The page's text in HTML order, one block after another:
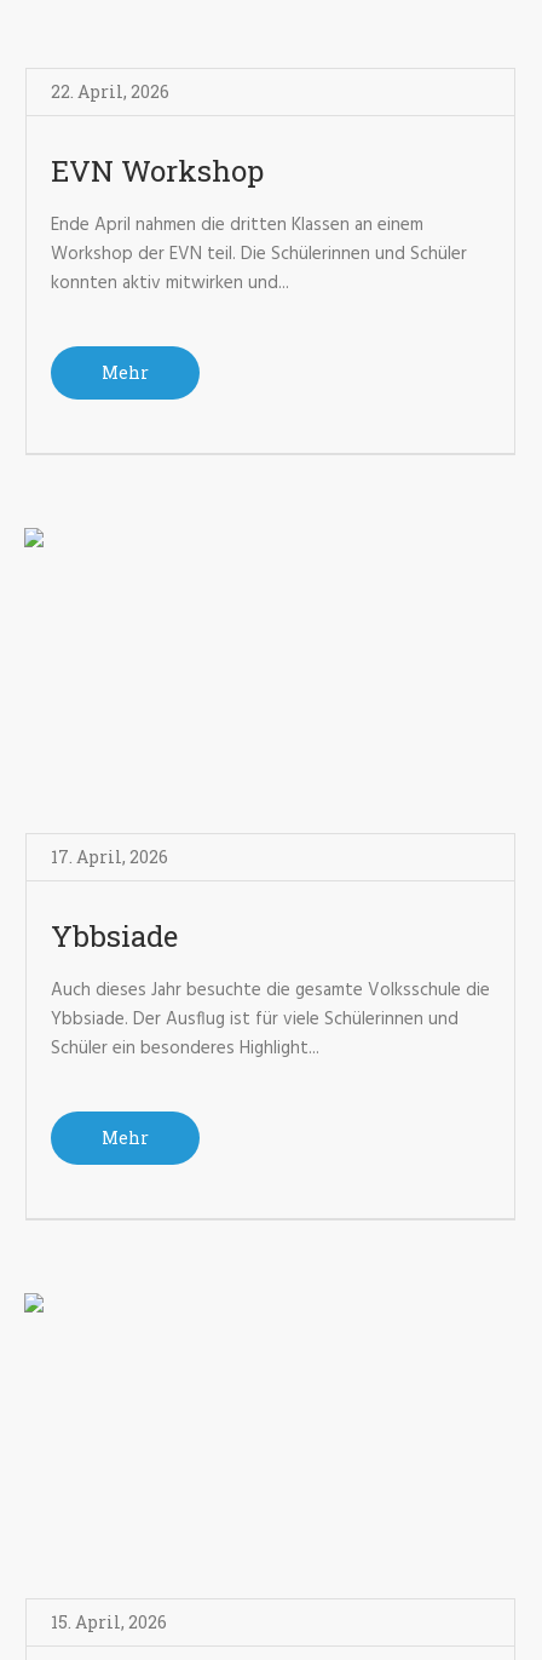
22. April, 2026
EVN Workshop
Ende April nahmen die dritten Klassen an einem
Workshop der EVN teil. Die Schülerinnen und Schüler
konnten aktiv mitwirken und...
Mehr
17. April, 2026
Ybbsiade
Auch dieses Jahr besuchte die gesamte Volksschule die
Ybbsiade. Der Ausflug ist für viele Schülerinnen und
Schüler ein besonderes Highlight...
Mehr
15. April, 2026